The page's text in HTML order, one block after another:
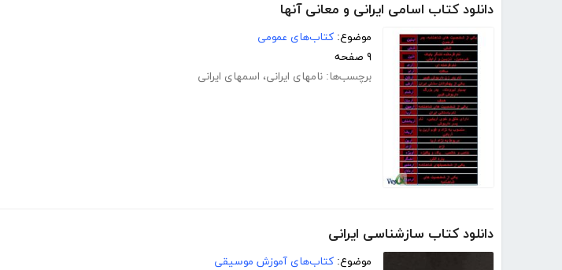
دانلود کتاب اسامی ایرانی و معانی آنها
موضوع: کتاب‌های عمومی
۹ صفحه
برچسب‌ها: نامهای ایرانی، اسمهای ایرانی
دانلود کتاب سازشناسی ایرانی
موضوع: کتاب‌های آموزش موسیقی